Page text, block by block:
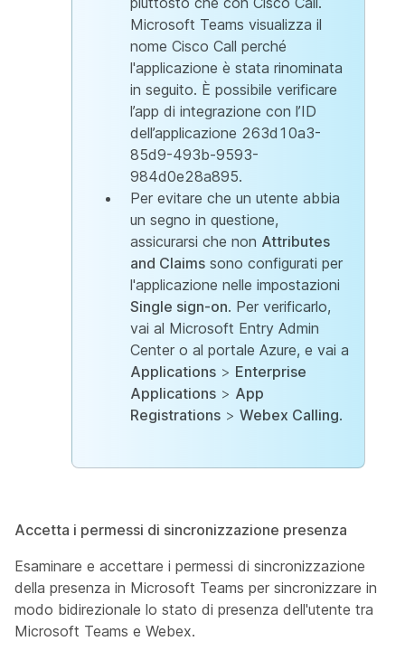
Microsoft Teams visualizza il
nome Cisco Call perché
l'applicazione è stata rinominata
in seguito. È possibile verificare
l’app di integrazione con l’ID
dell’applicazione 263d10a3-
85d9-493b-9593-
984d0e28a895.
Per evitare che un utente abbia
un segno in questione,
assicurarsi che non Attributes
and Claims sono configurati per
l'applicazione nelle impostazioni
Single sign-on. Per verificarlo,
vai al Microsoft Entry Admin
Center o al portale Azure, e vai a
Applications > Enterprise
Applications > App
Registrations > Webex Calling.
Accetta i permessi di sincronizzazione presenza
Esaminare e accettare i permessi di sincronizzazione
della presenza in Microsoft Teams per sincronizzare in
modo bidirezionale lo stato di presenza dell'utente tra
Microsoft Teams e Webex.